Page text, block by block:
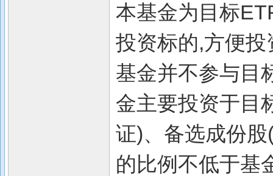
本基金为目标
投资标的,方便
基金并不参与目
金主要投资于目
证)、备选成份
的比例不低于基